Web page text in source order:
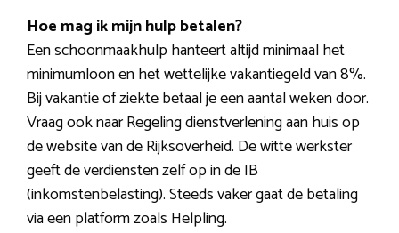
Hoe mag ik mijn hulp betalen?
Een schoonmaakhulp hanteert altijd minimaal het
minimumloon en het wettelijke vakantiegeld van 8%.
Bij vakantie of ziekte betaal je een aantal weken door.
Vraag ook naar Regeling dienstverlening aan huis op
de website van de Rijksoverheid. De witte werkster
geeft de verdiensten zelf op in de IB
(inkomstenbelasting). Steeds vaker gaat de betaling
via een platform zoals Helpling.